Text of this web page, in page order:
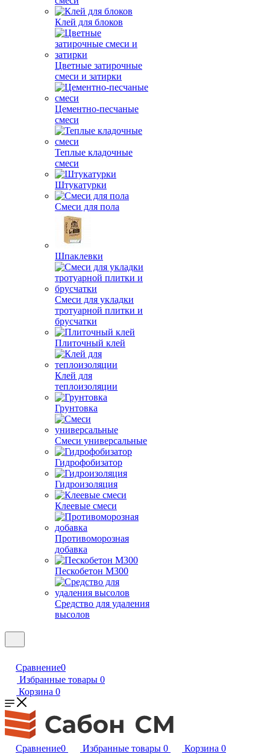
Клей для блоков
Цветные затирочные
смеси и затирки
Цементно-песчаные
смеси
Теплые кладочные
смеси
Штукатурки
Смеси для пола
Шпаклевки
Смеси для укладки
тротуарной плитки и
брусчатки
Плиточный клей
Клей для
теплоизоляции
Грунтовка
Смеси универсальные
Гидрофобизатор
Гидроизоляция
Клеевые смеси
Противоморозная
добавка
Пескобетон М300
Средство для удаления
высолов
Сравнение0
Избранные товары 0
Корзина 0
Сравнение0 Избранные товары 0 Корзина 0